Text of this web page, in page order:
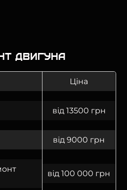
двигуна
Ціна
від 13500 грн
від 9000 грн
від 100 000 грн